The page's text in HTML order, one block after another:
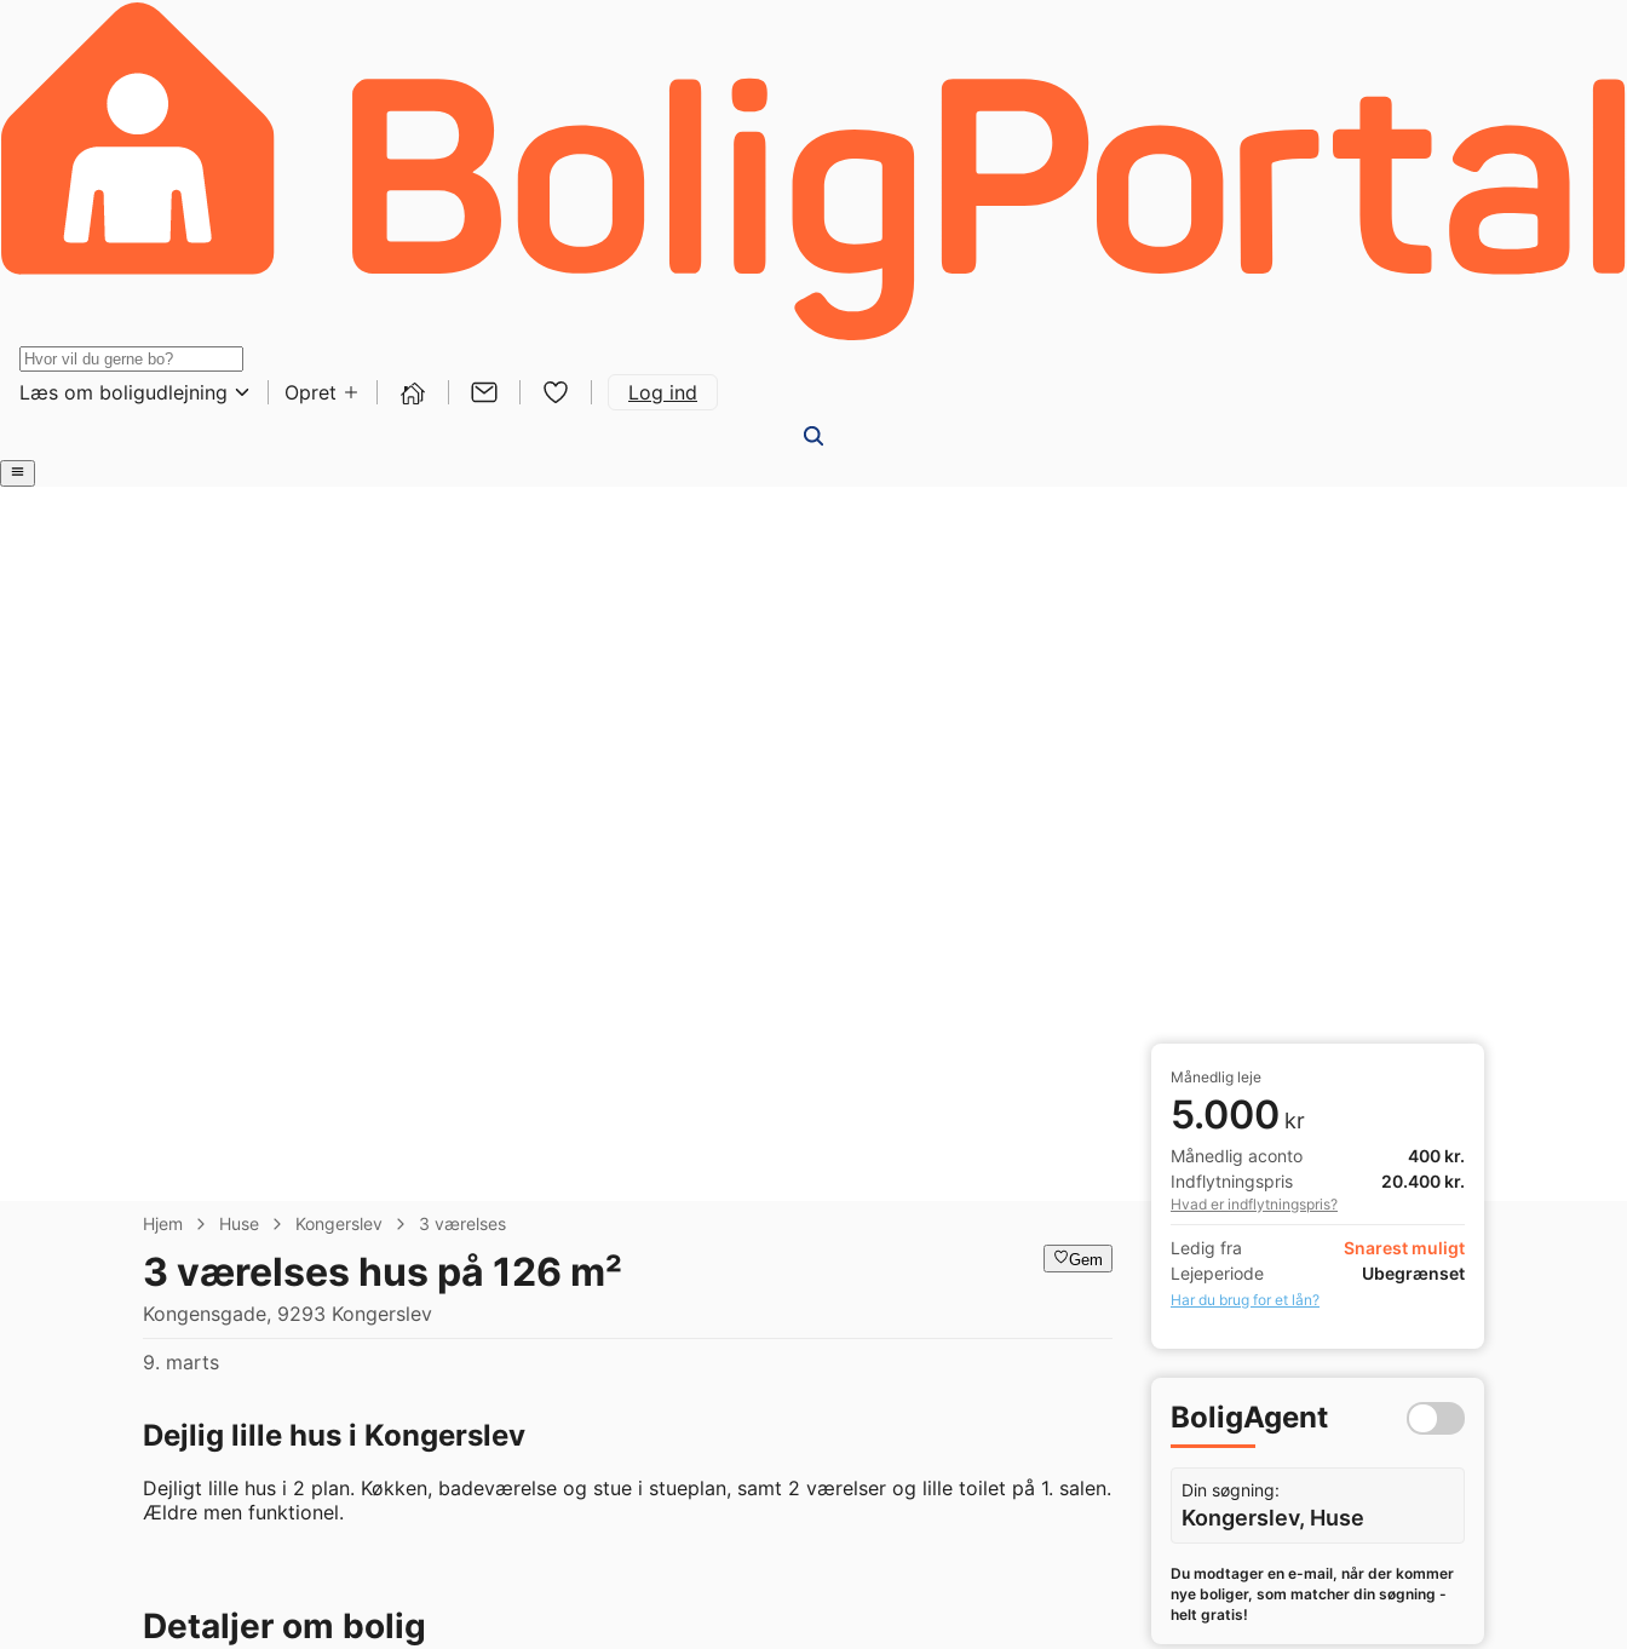
Læs om boligudlejning Opret Log ind
Hjem Huse Kongerslev 3 værelses
3 værelses hus på 126 m²
Kongensgade, 9293 Kongerslev
Gem
9. marts
Dejlig lille hus i Kongerslev
Dejligt lille hus i 2 plan. Køkken, badeværelse og stue i stueplan, samt 2 værelser og lille toilet på 1. salen.
Ældre men funktionel.
Detaljer om bolig
Månedlig leje
5.000 kr
Månedlig aconto
400 kr.
Indflytningspris
20.400 kr.
Hvad er indflytningspris?
Ledig fra
Snarest muligt
Lejeperiode
Ubegrænset
Har du brug for et lån?
BoligAgent
Din søgning:
Kongerslev, Huse
Du modtager en e-mail, når der kommer
nye boliger, som matcher din søgning -
helt gratis!